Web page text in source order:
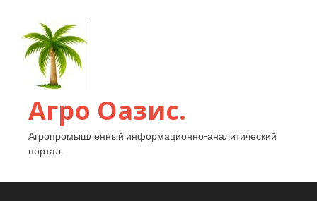
Агро Оазис.
Агропромышленный информационно-аналитический
портал.